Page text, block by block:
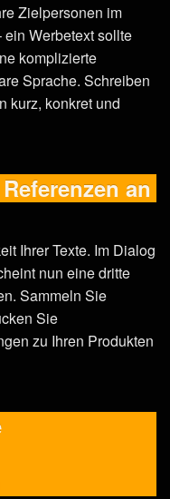
Zielpersonen im
ein Werbetext sollte
komplizierte
Sprache. Schreiben
kurz, konkret und
an
Ihrer Texte. Im Dialog
nun eine dritte
Sammeln Sie
Sie
zu Ihren Produkten